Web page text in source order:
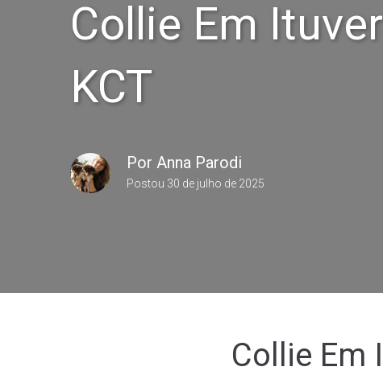
Collie Em
KCT
Por Anna Parodi
Postou 30 de julho de 2025
Collie Em